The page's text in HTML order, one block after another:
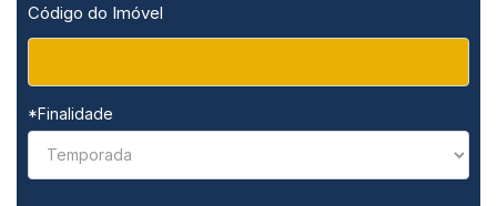
Código do Imóvel
*Finalidade